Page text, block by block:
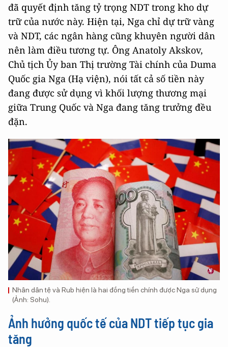
đã quyết định tăng tỷ trọng NDT trong kho dự
trữ của nước này. Hiện tại, Nga chỉ dự trữ vàng
và NDT, các ngân hàng cũng khuyên người dân
nên làm điều tương tự. Ông Anatoly Akskov,
Chủ tịch Ủy ban Thị trường Tài chính của Duma
Quốc gia Nga (Hạ viện), nói tất cả số tiền này
đang được sử dụng vì khối lượng thương mại
giữa Trung Quốc và Nga đang tăng trưởng đều
đặn.
Nhân dân tệ và Rub hiện là hai đồng tiền chính được Nga sử dụng
(Ảnh: Sohu).
Ảnh hưởng quốc tế của NDT tiếp tục gia
tăng